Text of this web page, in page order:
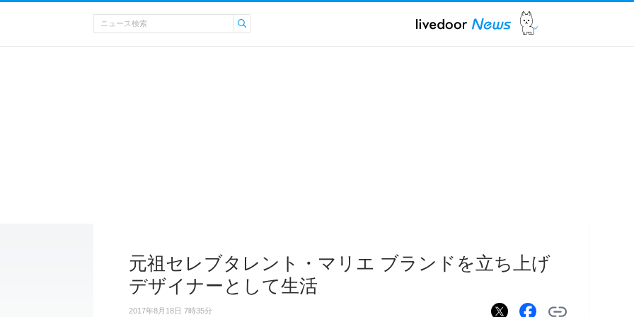
元祖セレブタレント・マリエ ブランドを立ち上げ
デザイナーとして生活
2017年8月18日 7時35分